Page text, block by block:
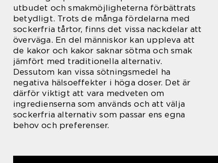
utbudet och smakmöjligheterna förbättrats
betydligt. Trots de många fördelarna med
sockerfria tårtor, finns det vissa nackdelar att
överväga. En del människor kan uppleva att
de kakor och kakor saknar sötma och smak
jämfört med traditionella alternativ.
Dessutom kan vissa sötningsmedel ha
negativa hälsoeffekter i höga doser. Det är
därför viktigt att vara medveten om
ingredienserna som används och att välja
sockerfria alternativ som passar ens egna
behov och preferenser.